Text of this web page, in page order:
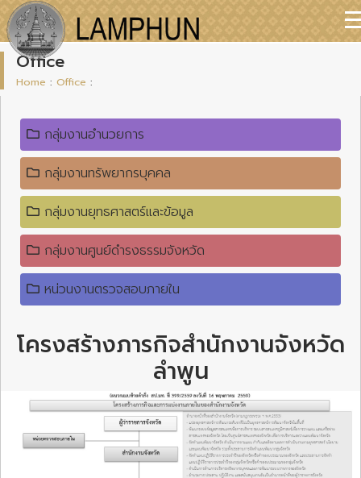
Office
Home : Office :
กลุ่มงานอำนวยการ
กลุ่มงานทรัพยากรบุคคล
กลุ่มงานยุทธศาสตร์และข้อมูล
กลุ่มงานศูนย์ดำรงธรรมจังหวัด
หน่วนงานตรวจสอบภายใน
โครงสร้างภารกิจสำนักงานจังหวัด
ลำพูน